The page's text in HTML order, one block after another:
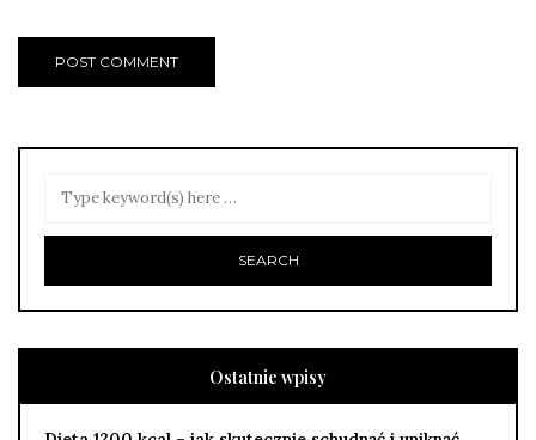
Ostatnie wpisy